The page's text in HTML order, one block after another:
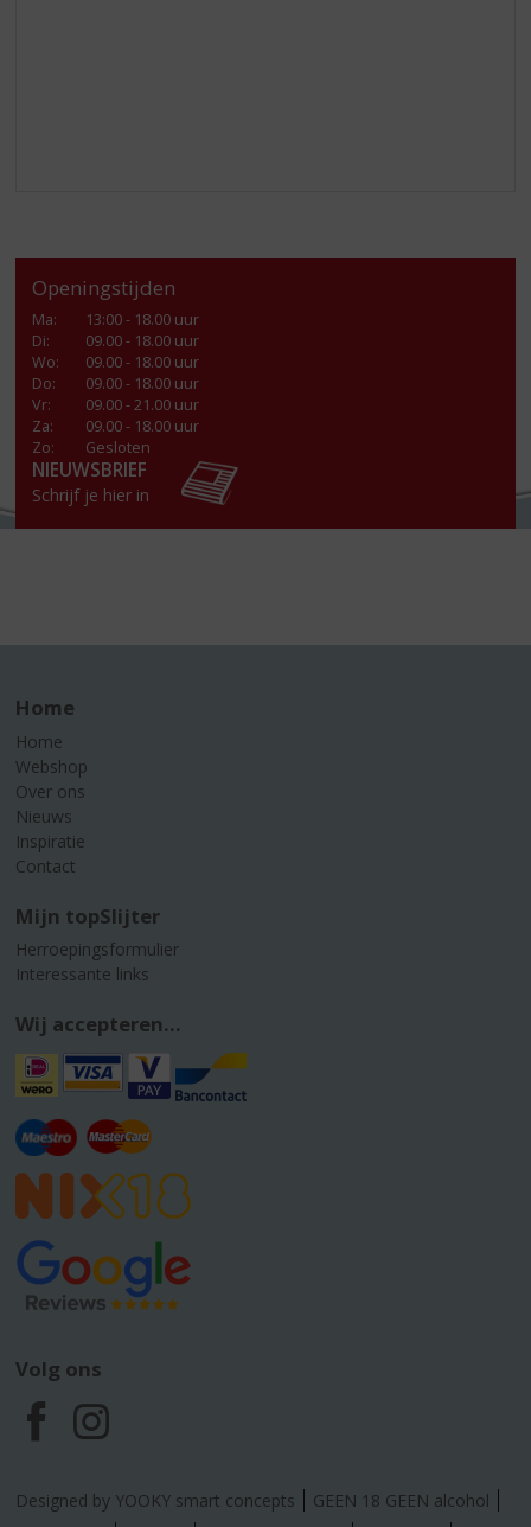
Openingstijden
Ma:
13:00 - 18.00 uur
Di:
09.00 - 18.00 uur
Wo:
09.00 - 18.00 uur
Do:
09.00 - 18.00 uur
Vr:
09.00 - 21.00 uur
Za:
09.00 - 18.00 uur
Zo:
Gesloten
NIEUWSBRIEF
Schrijf je hier in
Home
Home
Webshop
Over ons
Nieuws
Inspiratie
Contact
Mijn topSlijter
Herroepingsformulier
Interessante links
Wij accepteren...
Volg ons
F
a
I
n
Designed by YOOKY smart concepts
GEEN 18 GEEN alcohol